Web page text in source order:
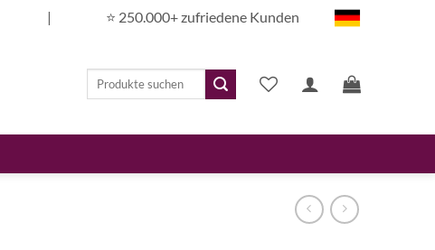
| ⭐️ 250.000+ zufriedene Kunden
Suchen